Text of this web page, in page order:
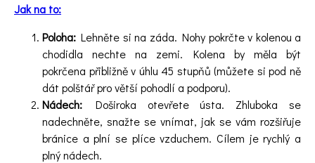
Jak na to:
Poloha: Lehněte si na záda. Nohy pokrčte v kolenou a
chodidla nechte na zemi. Kolena by měla být
pokrčena přibližně v úhlu 45 stupňů (můžete si pod ně
dát polštář pro větší pohodlí a podporu).
Nádech: Doširoka otevřete ústa. Zhluboka se
nadechněte, snažte se vnímat, jak se vám rozšiřuje
bránice a plní se plíce vzduchem. Cílem je rychlý a
plný nádech.